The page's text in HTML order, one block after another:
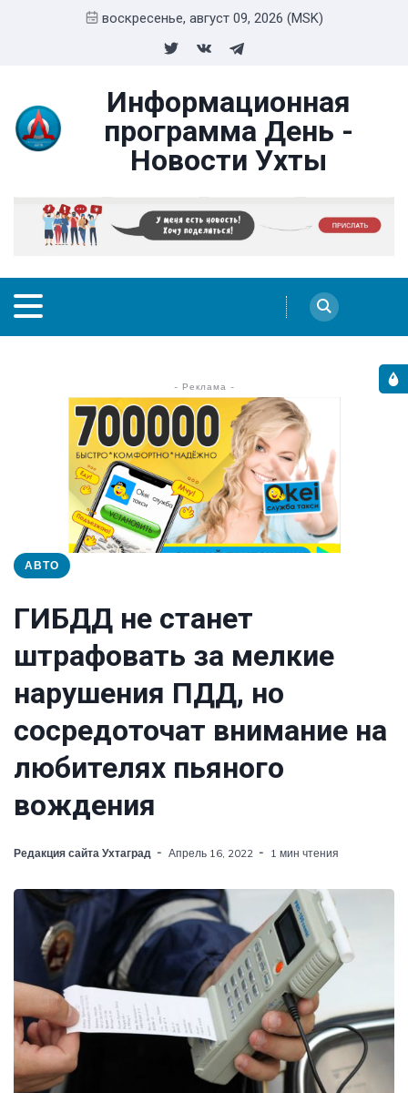
воскресенье, август 09, 2026 (MSK)
Информационная
программа День -
Новости Ухты
- Реклама -
АВТО
ГИБДД не станет
штрафовать за мелкие
нарушения ПДД, но
сосредоточат внимание на
любителях пьяного
вождения
Редакция сайта Ухтаград Апрель 16, 2022 1 мин чтения